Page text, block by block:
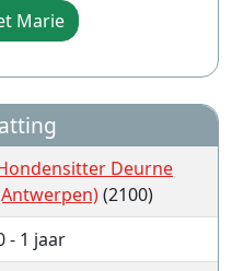
Marie
Deurne
(2100)
- 1 jaar